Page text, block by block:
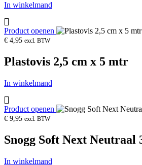
In winkelmand
Product openen
€ 4,95 excl. BTW
Plastovis 2,5 cm x 5 mtr
In winkelmand
Product openen
€ 9,95 excl. BTW
Snogg Soft Next Neutraal
In winkelmand